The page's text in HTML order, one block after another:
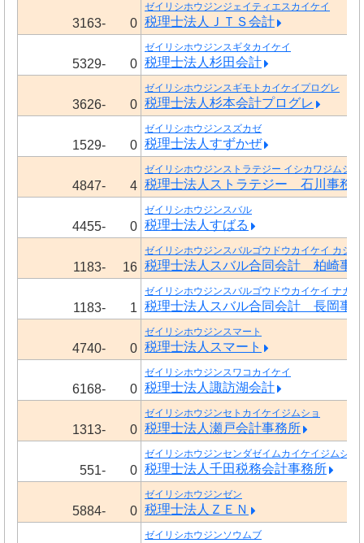
3163- 0
ゼイリシホウジンジェイティエスカイケイ
税理士法人ＪＴＳ会計
5329- 0
ゼイリシホウジンスギタカイケイ
税理士法人杉田会計
3626- 0
ゼイリシホウジンスギモトカイケイプログレ
税理士法人杉本会計プログレ
1529- 0
ゼイリシホウジンスズカゼ
税理士法人すずかぜ
4847- 4
ゼイリシホウジンストラテジー イシカワジムショ
税理士法人ストラテジー 石川事務
4455- 0
ゼイリシホウジンスバル
税理士法人すばる
1183- 16
ゼイリシホウジンスバルゴウドウカイケイ カシワ
税理士法人スバル合同会計 柏崎事
1183- 1
ゼイリシホウジンスバルゴウドウカイケイ ナガオ
税理士法人スバル合同会計 長岡事
4740- 0
ゼイリシホウジンスマート
税理士法人スマート
6168- 0
ゼイリシホウジンスワコカイケイ
税理士法人諏訪湖会計
1313- 0
ゼイリシホウジンセトカイケイジムショ
税理士法人瀬戸会計事務所
551- 0
ゼイリシホウジンセンダゼイムカイケイジムショ
税理士法人千田税務会計事務所
5884- 0
ゼイリシホウジンゼン
税理士法人ＺＥＮ
ゼイリシホウジンソウムブ